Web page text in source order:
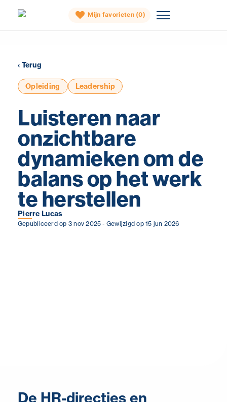
Mijn favorieten (0)
‹ Terug
Opleiding Leadership
Luisteren naar
onzichtbare
dynamieken om de
balans op het werk
te herstellen
Pierre Lucas
Gepubliceerd op 3 nov 2025 Gewijzigd op 15 jun 2026
De HR-directies en